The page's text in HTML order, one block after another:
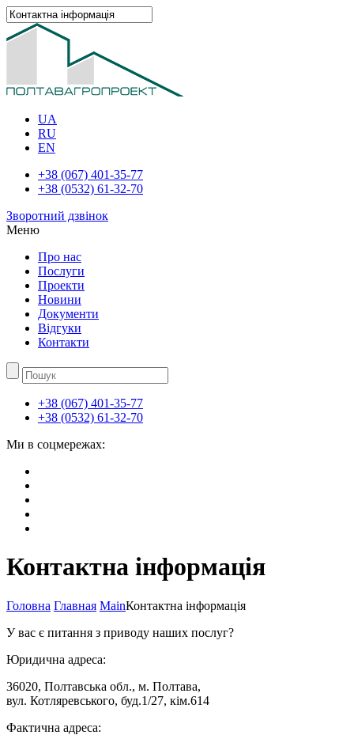
UA
RU
EN
+38 (067) 401-35-77
+38 (0532) 61-32-70
Зворотний дзвінок
Меню
Про нас
Послуги
Проекти
Новини
Документи
Відгуки
Контакти
+38 (067) 401-35-77
+38 (0532) 61-32-70
Ми в соцмережах:
Контактна інформація
Головна Главная MainКонтактна інформація
У вас є питання з приводу наших послуг?
Юридична адреса:
36020, Полтавська обл., м. Полтава,
вул. Котляревського, буд.1/27, кім.614
Фактична адреса: